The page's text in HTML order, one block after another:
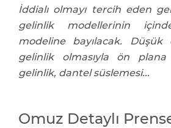
İddialı olmayı tercih eden
gelinlik modellerinin
modeline bayılacak.
gelinlik olmasıyla ön
gelinlik, dantel süslemesi...
Omuz Detaylı